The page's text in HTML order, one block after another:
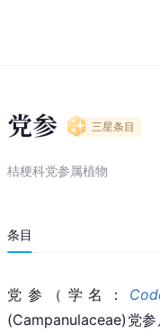
党参 三星条目
桔梗科党参属植物
条目
党参（ 学名 ：
(Campanulaceae) 党